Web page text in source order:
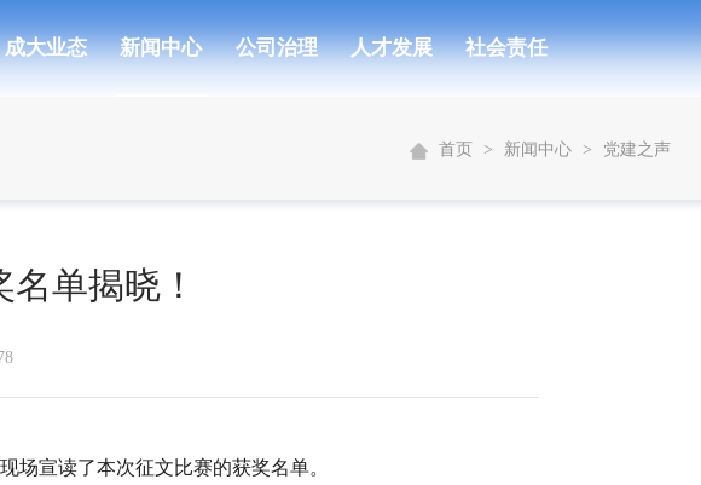
成大业态 新闻中心 公司治理 人才发展 社会责任
首页 > 新闻中心 > 党建之声
单揭晓！
场宣读了本次征文比赛的获奖名单。